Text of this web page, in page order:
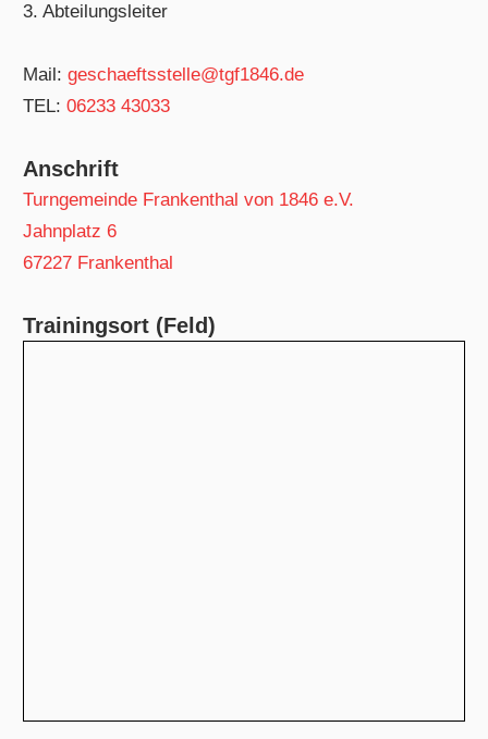
3. Abteilungsleiter
Mail:geschaeftsstelle@tgf1846.de
TEL:06233 43033
Anschrift
Turngemeinde Frankenthal von 1846 e.V.
Jahnplatz 6
67227 Frankenthal
Trainingsort (Feld)